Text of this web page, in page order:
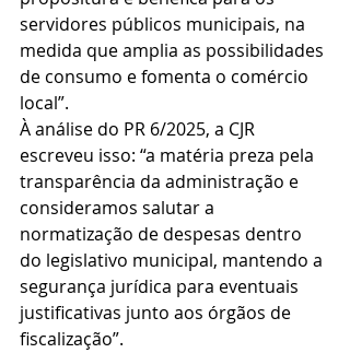
servidores públicos municipais, na
medida que amplia as possibilidades
de consumo e fomenta o comércio
local”.
À análise do PR 6/2025, a CJR
escreveu isso: “a matéria preza pela
transparência da administração e
consideramos salutar a
normatização de despesas dentro
do legislativo municipal, mantendo a
segurança jurídica para eventuais
justificativas junto aos órgãos de
fiscalização”.